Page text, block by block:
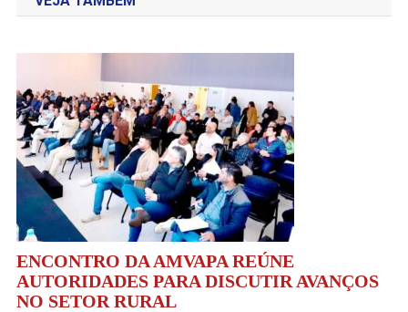
Post
ENCONTRO DA AMVAPA REÚNE
AUTORIDADES PARA DISCUTIR AVANÇOS
NO SETOR RURAL